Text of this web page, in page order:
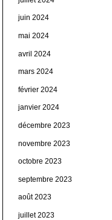
juin 2024
mai 2024
avril 2024
mars 2024
février 2024
janvier 2024
décembre 2023
novembre 2023
octobre 2023
septembre 2023
août 2023
juillet 2023